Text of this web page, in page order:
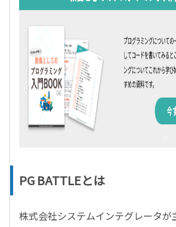
PG BATTLEとは
株式会社システムインテグレータが